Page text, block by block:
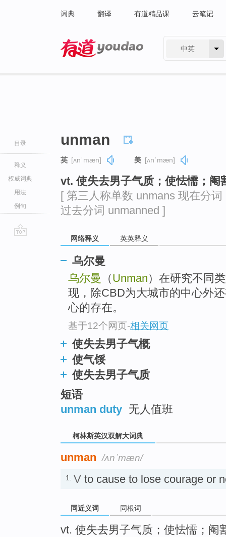
词典 翻译 有道精品课 云笔记
中英
目录
释义
权威词典
用法
例句
unman
英 [ʌnˈmæn] 美 [ʌnˈmæn]
vt. 使失去男子气质；使怯懦；阉
[ 第三人称单数 unmans 现在分
过去分词 unmanned ]
网络释义 英英释义
乌尔曼
乌尔曼
（Unman）在研究不同
现，除CBD为大城市的中心外
心的存在。
基于12个网页-相关网页
使失去男子气概
使气馁
使失去男子气质
短语
unman duty 无人值班
柯林斯英汉双解大词典
unman /ʌnˈmæn/
1. V to cause to lose courage or
同近义词 同根词
vt. 使失去男子气质；使怯懦；阉